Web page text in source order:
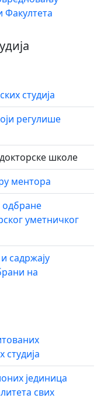
Факултета
студија
регулише
школе
ментора
одбране
уметничког
садржају
на
студија
јединица
свих